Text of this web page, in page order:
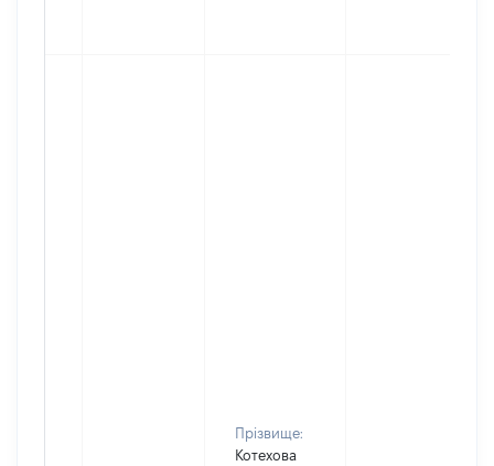
Прізвище:
Котехова